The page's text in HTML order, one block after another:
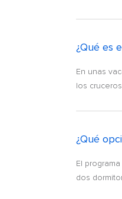
¿Qué es
En unas
los
¿Qué
El
dos